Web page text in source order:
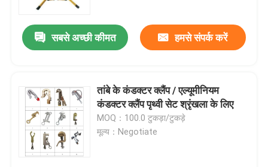
सबसे अच्छी कीमत हमसे संपर्क करें
तांबे के कंडक्टर क्लैंप / एल्यूमीनियम
कंडक्टर क्लैंप पृथ्वी सेट श्रृंखला के लिए
MOQ：100.0 टुकड़ा/टुकड़े
मूल्य：Negotiate